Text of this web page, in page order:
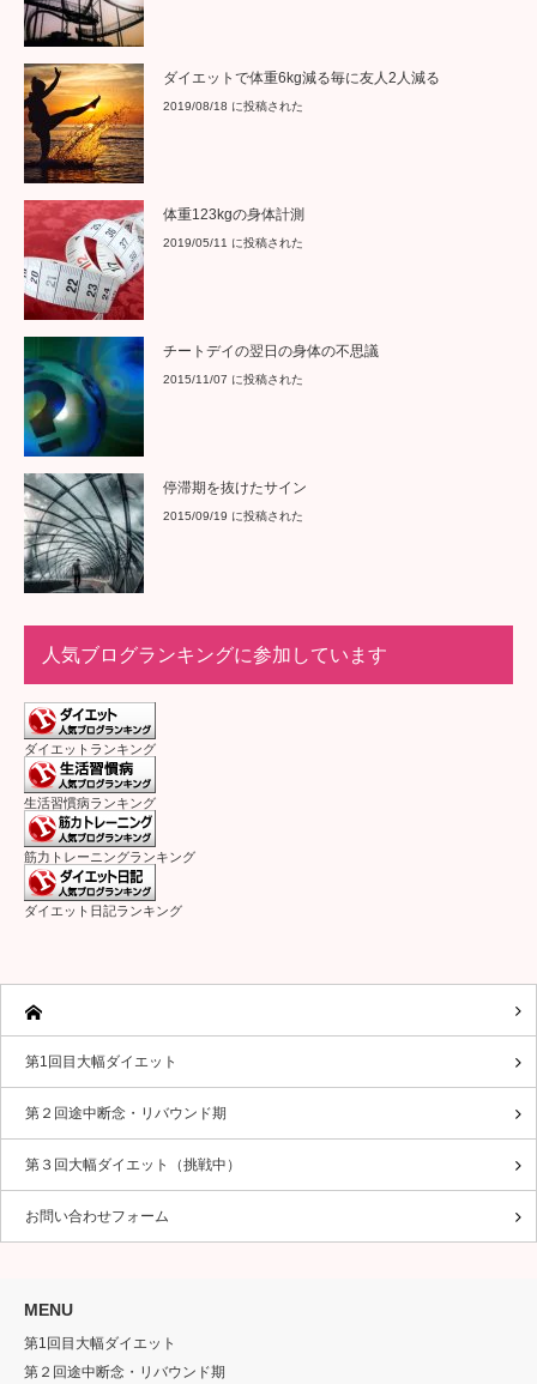
ダイエットで体重6kg減る毎に友人2人減る
2019/08/18 に投稿された
体重123kgの身体計測
2019/05/11 に投稿された
チートデイの翌日の身体の不思議
2015/11/07 に投稿された
停滞期を抜けたサイン
2015/09/19 に投稿された
人気ブログランキングに参加しています
ダイエットランキング
生活習慣病ランキング
筋力トレーニングランキング
ダイエット日記ランキング
第1回目大幅ダイエット
第２回途中断念・リバウンド期
第３回大幅ダイエット（挑戦中）
お問い合わせフォーム
MENU
第1回目大幅ダイエット
第２回途中断念・リバウンド期